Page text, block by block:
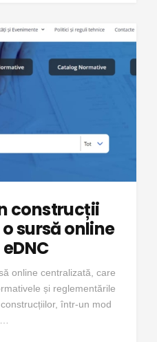
construcții
sursă online
online centralizată, care
și reglementările
într-un mod